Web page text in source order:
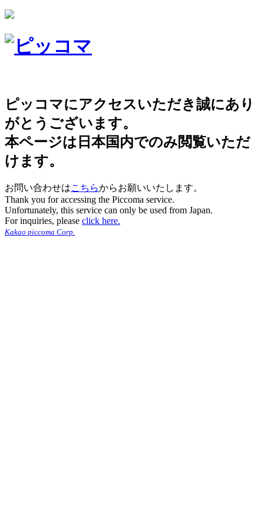
ピッコマにアクセスいただき誠にあり
がとうございます。
本ページは日本国内でのみ閲覧いただ
けます。
お問い合わせはこちらからお願いいたします。
Thank you for accessing the Piccoma service.
Unfortunately, this service can only be used from Japan.
For inquiries, please click here.
Kakao piccoma Corp.